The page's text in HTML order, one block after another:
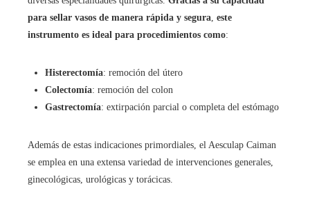
para sellar vasos de manera rápida y segura, este
instrumento es ideal para procedimientos como:
Histerectomía: remoción del útero
Colectomía: remoción del colon
Gastrectomía: extirpación parcial o completa del estómago
Además de estas indicaciones primordiales, el Aesculap Caiman
se emplea en una extensa variedad de intervenciones generales,
ginecológicas, urológicas y torácicas.